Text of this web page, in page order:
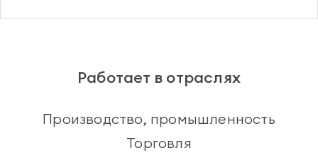
Работает в отраслях
Производство, промышленность
Торговля